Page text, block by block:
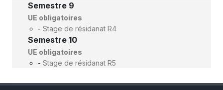
Semestre 9
UE obligatoires
- Stage de résidanat R4
Semestre 10
UE obligatoires
- Stage de résidanat R5